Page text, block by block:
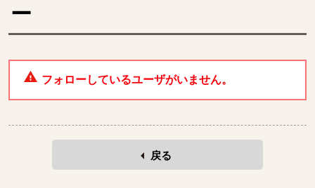
ー
フォローしているユーザがいません。
戻る